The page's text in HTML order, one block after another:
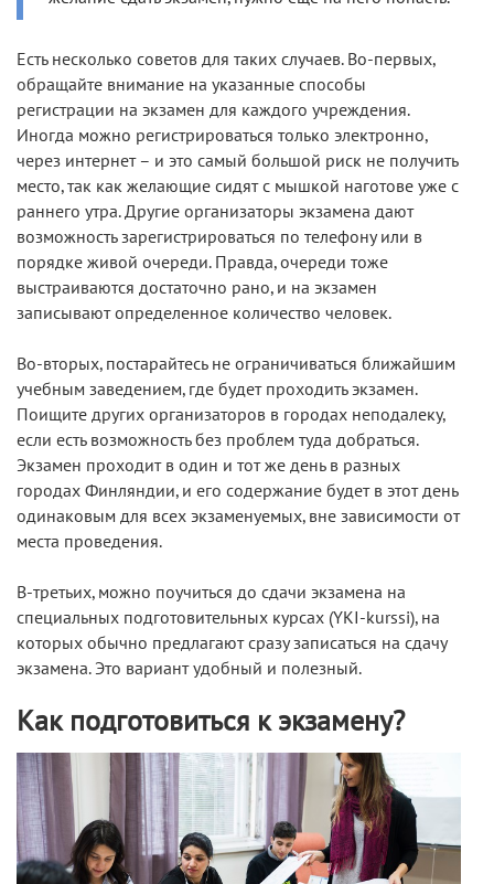
Есть несколько советов для таких случаев. Во-первых,
обращайте внимание на указанные способы
регистрации на экзамен для каждого учреждения.
Иногда можно регистрироваться только электронно,
через интернет – и это самый большой риск не получить
место, так как желающие сидят с мышкой наготове уже с
раннего утра. Другие организаторы экзамена дают
возможность зарегистрироваться по телефону или в
порядке живой очереди. Правда, очереди тоже
выстраиваются достаточно рано, и на экзамен
записывают определенное количество человек.
Во-вторых, постарайтесь не ограничиваться ближайшим
учебным заведением, где будет проходить экзамен.
Поищите других организаторов в городах неподалеку,
если есть возможность без проблем туда добраться.
Экзамен проходит в один и тот же день в разных
городах Финляндии, и его содержание будет в этот день
одинаковым для всех экзаменуемых, вне зависимости от
места проведения.
В-третьих, можно поучиться до сдачи экзамена на
специальных подготовительных курсах (YKI-kurssi), на
которых обычно предлагают сразу записаться на сдачу
экзамена. Это вариант удобный и полезный.
Как подготовиться к экзамену?